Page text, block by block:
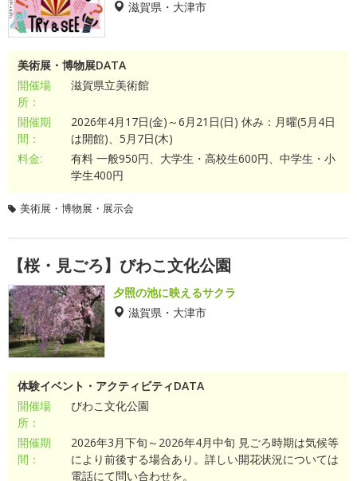
滋賀県・大津市
美術展・博物展DATA
開催場
所：
滋賀県立美術館
開催期
間：
2026年4月17日(金)～6月21日(日) 休み：月曜(5月4日
は開館)、5月7日(木)
料金:
有料 一般950円、大学生・高校生600円、中学生・小
学生400円
美術展・博物展・展示会
【桜・見ごろ】びわこ文化公園
夕照の池に映えるサクラ
滋賀県・大津市
体験イベント・アクティビティDATA
開催場
所：
びわこ文化公園
開催期
間：
2026年3月下旬～2026年4月中旬 見ごろ時期は気候等
により前後する場合あり。詳しい開花状況については
電話にて問い合わせを。